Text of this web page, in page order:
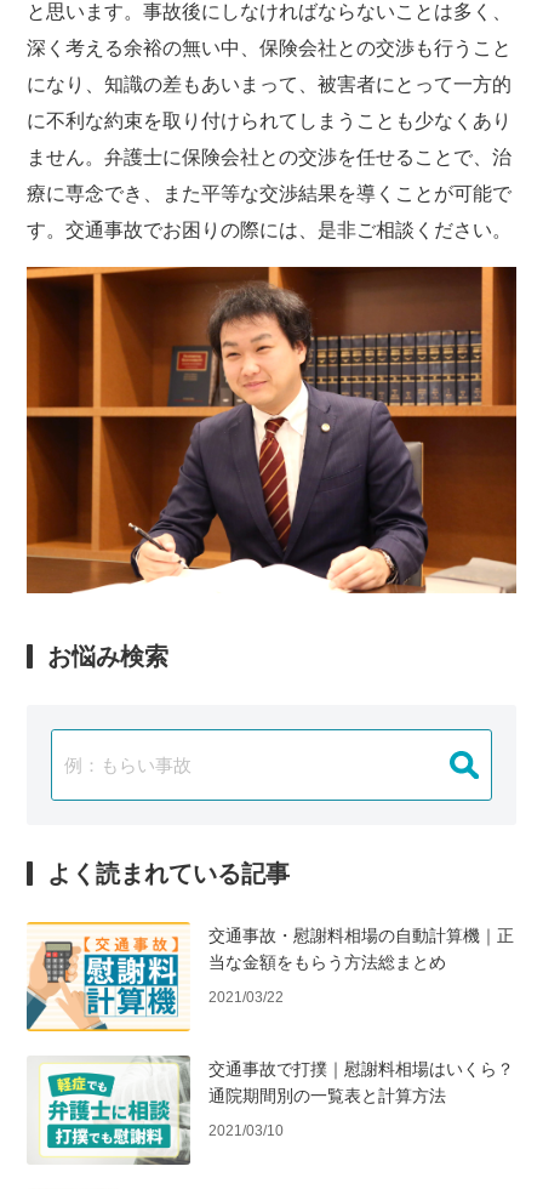
と思います。事故後にしなければならないことは多く、
深く考える余裕の無い中、保険会社との交渉も行うこと
になり、知識の差もあいまって、被害者にとって一方的
に不利な約束を取り付けられてしまうことも少なくあり
ません。弁護士に保険会社との交渉を任せることで、治
療に専念でき、また平等な交渉結果を導くことが可能で
す。交通事故でお困りの際には、是非ご相談ください。
お悩み検索
よく読まれている記事
交通事故・慰謝料相場の自動計算機｜正
当な金額をもらう方法総まとめ
2021/03/22
交通事故で打撲｜慰謝料相場はいくら？
通院期間別の一覧表と計算方法
2021/03/10